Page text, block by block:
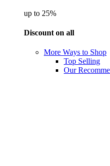
up to 25%
Discount on all
More Ways to Shop
Top Selling
Our